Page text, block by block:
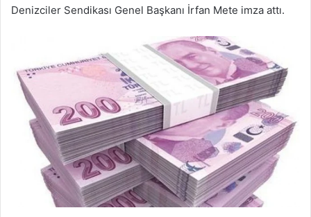
Denizciler Sendikası Genel Başkanı İrfan Mete imza attı.